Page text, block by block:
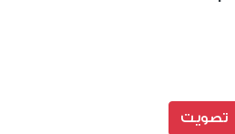
تصويت